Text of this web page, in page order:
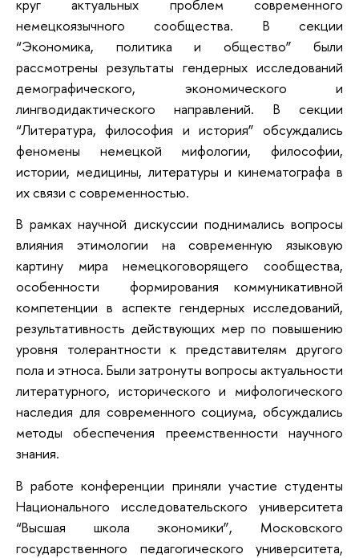
круг актуальных проблем современного
немецкоязычного сообщества. В секции
“Экономика, политика и общество” были
рассмотрены результаты гендерных исследований
демографического, экономического и
лингводидактического направлений. В секции
“Литература, философия и история” обсуждались
феномены немецкой мифологии, философии,
истории, медицины, литературы и кинематографа в
их связи с современностью.
В рамках научной дискуссии поднимались вопросы
влияния этимологии на современную языковую
картину мира немецкоговорящего сообщества,
особенности формирования коммуникативной
компетенции в аспекте гендерных исследований,
результативность действующих мер по повышению
уровня толерантности к представителям другого
пола и этноса. Были затронуты вопросы актуальности
литературного, исторического и мифологического
наследия для современного социума, обсуждались
методы обеспечения преемственности научного
знания.
В работе конференции приняли участие студенты
Национального исследовательского университета
“Высшая школа экономики”, Московского
государственного педагогического университета,